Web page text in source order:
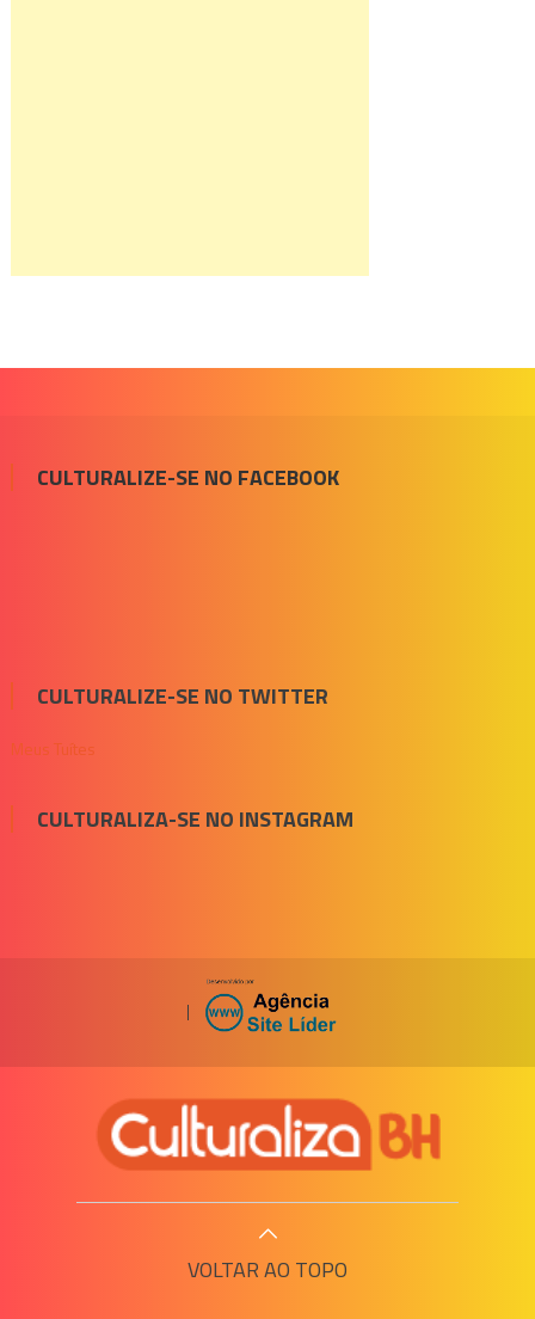
CULTURALIZE-SE NO FACEBOOK
CULTURALIZE-SE NO TWITTER
Meus Tuítes
CULTURALIZA-SE NO INSTAGRAM
|
VOLTAR AO TOPO